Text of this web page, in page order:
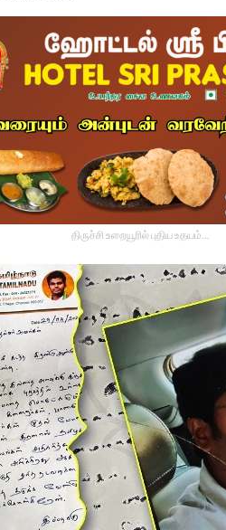
திருச்சி உறையூரில் புதிய உதயம்...